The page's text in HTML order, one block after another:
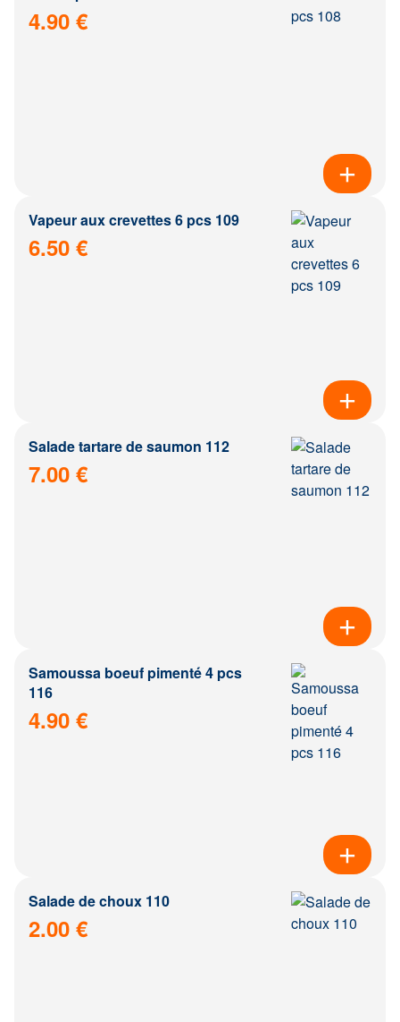
4.90 €
Vapeur aux crevettes 6 pcs 109
6.50 €
Salade tartare de saumon 112
7.00 €
Samoussa boeuf pimenté 4 pcs
116
4.90 €
Salade de choux 110
2.00 €